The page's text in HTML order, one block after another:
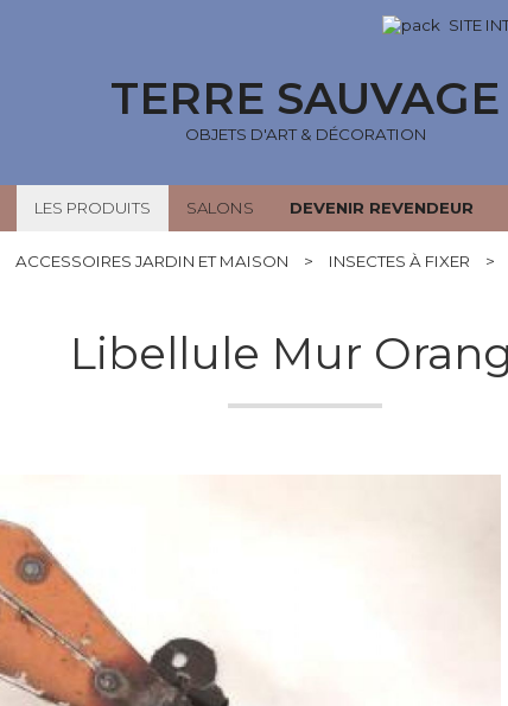
SITE
TERRE SAUVAGE
OBJETS D'ART & DÉCORATION
LES PRODUITS SALONS DEVENIR REVENDEUR
ACCESSOIRES JARDIN ET MAISON > INSECTES À FIXER >
Libellule Mur